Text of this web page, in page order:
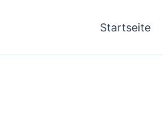
Startseite